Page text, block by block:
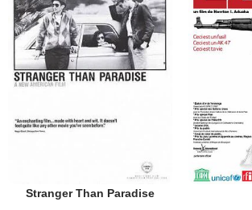
Stranger Than Paradise